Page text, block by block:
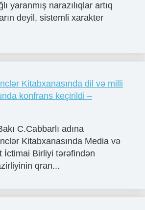
yaranmış narazılıqlar artıq
deyil, sistemli xarakter
Kitabxanasında dil və milli
konfrans keçirildi –
C.Cabbarlı adına
Kitabxanasında Media və
İctimai Birliyi tərəfindən
qran...